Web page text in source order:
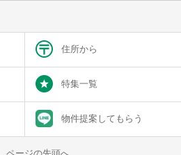
住所から
特集一覧
物件提案してもらう